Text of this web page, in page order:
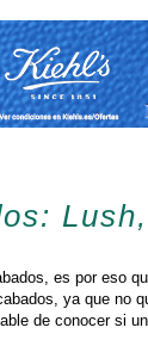
es por eso
ya que no
de conocer si